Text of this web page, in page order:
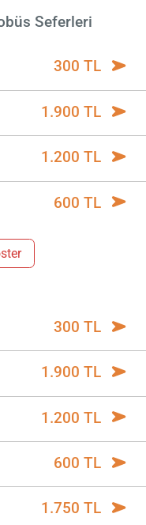
Seferleri
300 TL
1.900 TL
1.200 TL
600 TL
300 TL
1.900 TL
1.200 TL
600 TL
1.750 TL